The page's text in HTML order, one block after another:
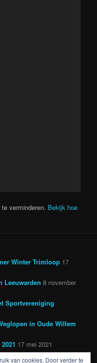
verminderen. Bekijk hoe
Winter Trimloop 17
Leeuwarden 8 november
Sportvereniging
in Oude Willem
17 mei 2021
van cookies. Door verder te